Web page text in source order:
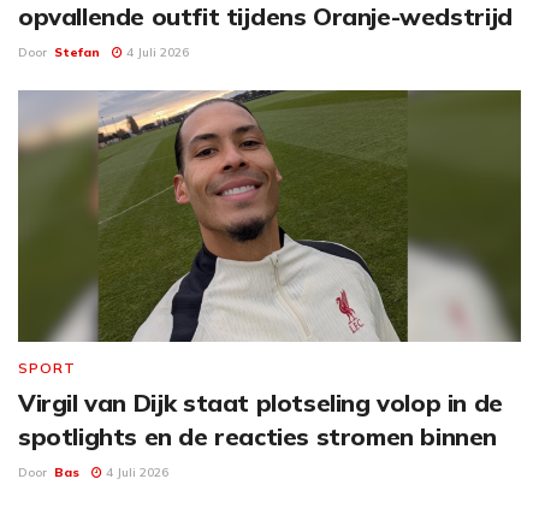
opvallende outfit tijdens Oranje-wedstrijd
Door Stefan 4 Juli 2026
SPORT
Virgil van Dijk staat plotseling volop in de
spotlights en de reacties stromen binnen
Door Bas 4 Juli 2026